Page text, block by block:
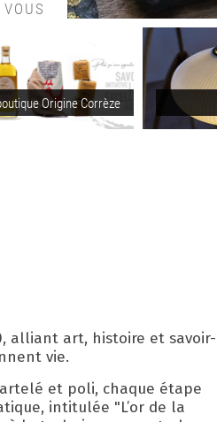
Origine Corrèze
alliant art, histoire et savoir-
vie.
et poli, chaque étape
intitulée "L’or de la